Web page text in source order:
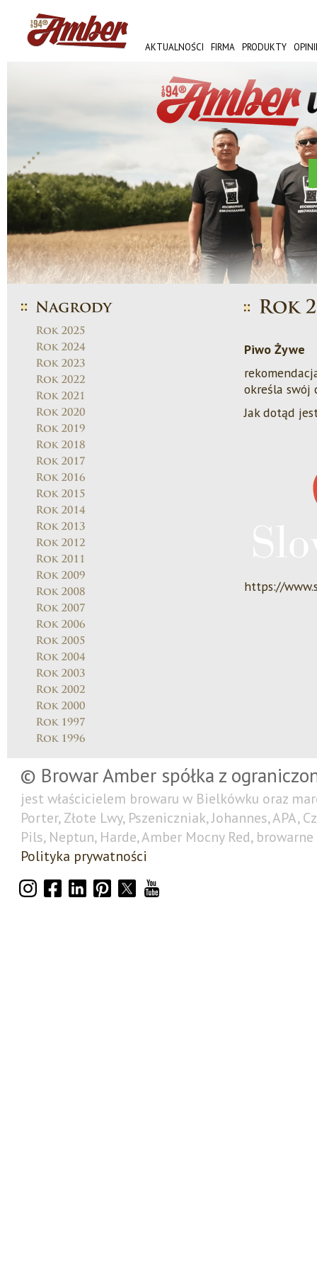
AKTUALNOŚCI FIRMA PRODUKTY
AMBER FEST
Piwo Żywe
określa swój
Jak dotąd
https://
© Browar Amber spółka z
jest właścicielem browaru w Bielkówku oraz
Porter, Złote Lwy, Pszeniczniak, Johannes, APA,
Pils, Neptun, Harde, Amber Mocny Red,
Polityka prywatności